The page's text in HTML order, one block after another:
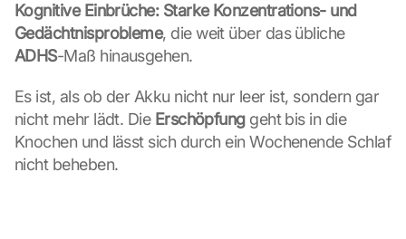
Kognitive Einbrüche: Starke Konzentrations- und
Gedächtnisprobleme
, die weit über das übliche
ADHS-Maß hinausgehen.
Es ist, als ob der Akku nicht nur leer ist, sondern gar
nicht mehr lädt. Die Erschöpfung geht bis in die
Knochen und lässt sich durch ein Wochenende Schlaf
nicht beheben.